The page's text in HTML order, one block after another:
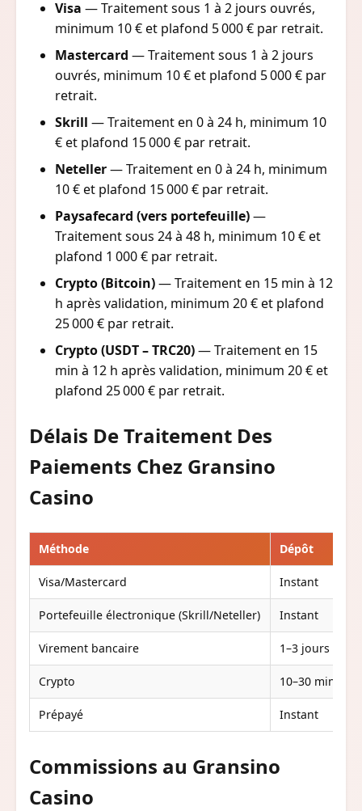
Visa — Traitement sous 1 à 2 jours ouvrés,
minimum 10 € et plafond 5 000 € par retrait.
Mastercard — Traitement sous 1 à 2 jours
ouvrés, minimum 10 € et plafond 5 000 € par
retrait.
Skrill — Traitement en 0 à 24 h, minimum 10
€ et plafond 15 000 € par retrait.
Neteller— Traitement en 0 à 24 h, minimum
10 € et plafond 15 000 € par retrait.
Paysafecard (vers portefeuille)—
Traitement sous 24 à 48 h, minimum 10 € et
plafond 1 000 € par retrait.
Crypto (Bitcoin)— Traitement en 15 min à 12
h après validation, minimum 20 € et plafond
25 000 € par retrait.
Crypto (USDT – TRC20)— Traitement en 15
min à 12 h après validation, minimum 20 € et
plafond 25 000 € par retrait.
Délais De Traitement Des
Paiements Chez Gransino
Casino
Méthode Dépôt
Visa/Mastercard Instant
Portefeuille électronique (Skrill/Neteller) Instant
Virement bancaire 1–3 jours
Crypto 10–30 min
Prépayé Instant
Commissions au Gransino
Casino